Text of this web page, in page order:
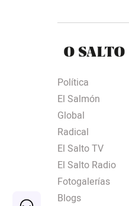
Política
El Salmón
Global
Radical
El Salto TV
El Salto Radio
Fotogalerías
Blogs